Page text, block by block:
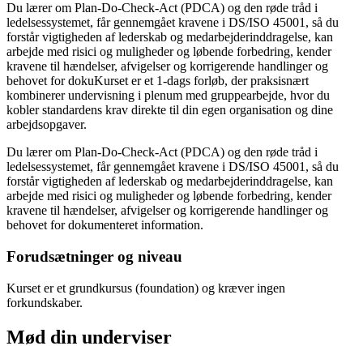
Du lærer om Plan-Do-Check-Act (PDCA) og den røde tråd i
ledelsessystemet, får gennemgået kravene i DS/ISO 45001, så du
forstår vigtigheden af lederskab og medarbejderinddragelse, kan
arbejde med risici og muligheder og løbende forbedring, kender
kravene til hændelser, afvigelser og korrigerende handlinger og
behovet for dokuKurset er et 1-dags forløb, der praksisnært
kombinerer undervisning i plenum med gruppearbejde, hvor du
kobler standardens krav direkte til din egen organisation og dine
arbejdsopgaver.
Du lærer om Plan-Do-Check-Act (PDCA) og den røde tråd i
ledelsessystemet, får gennemgået kravene i DS/ISO 45001, så du
forstår vigtigheden af lederskab og medarbejderinddragelse, kan
arbejde med risici og muligheder og løbende forbedring, kender
kravene til hændelser, afvigelser og korrigerende handlinger og
behovet for dokumenteret information.
Forudsætninger og niveau
Kurset er et grundkursus (foundation) og kræver ingen
forkundskaber.
Mød din underviser